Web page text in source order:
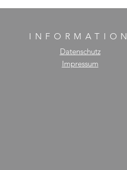
INFORMATION
Datenschutz
Impressum